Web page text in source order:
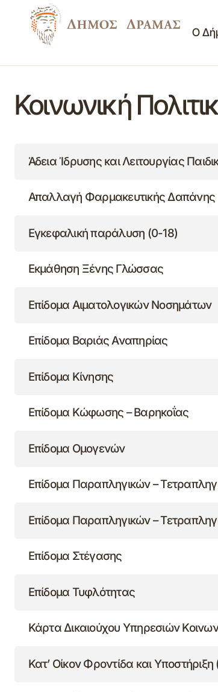
Ο
Κοινωνική
Άδεια Ίδρυσης και Λειτουργίας
Απαλλαγή Φαρμακευτικής Δαπάνης
Εγκεφαλική παράλυση (0-18)
Εκμάθηση Ξένης Γλώσσας
Επίδομα Αιματολογικών Νοσημάτων
Επίδομα Βαριάς Αναπηρίας
Επίδομα Κίνησης
Επίδομα Κώφωσης – Βαρηκοΐας
Επίδομα Ομογενών
Επίδομα Παραπληγικών –
Επίδομα Παραπληγικών –
Επίδομα Στέγασης
Επίδομα Τυφλότητας
Κάρτα Δικαιούχου Υπηρεσιών
Κατ’ Οίκον Φροντίδα και